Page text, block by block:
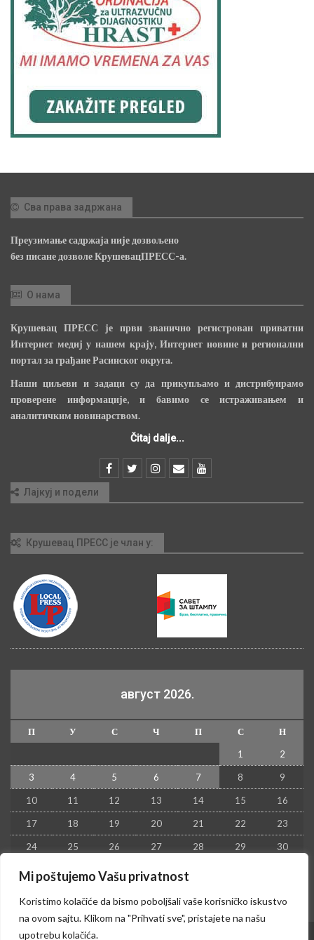
Mi poštujemo Vašu privatnost
Koristimo kolačiće da bismo poboljšali vaše korisničko iskustvo
na ovom sajtu. Klikom na "Prihvati sve", pristajete na našu
upotrebu kolačića.
Сва права задржана
Преузимање садржаја није дозвољено
без писане дозволе КрушевацПРЕСС-а.
О нама
Крушевац ПРЕСС је први званично регистрован приватни
Интернет медиј у нашем крају, Интернет новине и регионални
портал за грађане Расинског округа.
Наши циљеви и задаци су да прикупљамо и дистрибуирамо
проверене информације, и бавимо се истраживањем и
аналитичким новинарством.
Čitaj dalje...
Лајкуј и подели
Крушевац ПРЕСС је члан у:
август 2026.
П У С Ч П С
Н
1
2
3 4 5 6 7 8 9
10 11 12 13 14 15 16
17 18 19 20 21 22 23
24 25 26 27 28 29 30
31